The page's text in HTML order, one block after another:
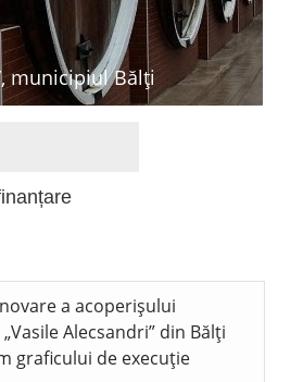
municipiul Bălți
a acoperișului
Alecsandri” din Bălți
graficului de execuție